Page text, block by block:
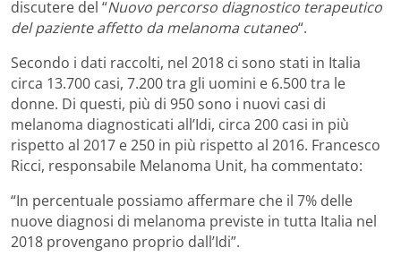
discutere del “Nuovo percorso diagnostico terapeutico
del paziente affetto da melanoma cutaneo“.
Secondo i dati raccolti, nel 2018 ci sono stati in Italia
circa 13.700 casi, 7.200 tra gli uomini e 6.500 tra le
donne. Di questi, più di 950 sono i nuovi casi di
melanoma diagnosticati all’Idi, circa 200 casi in più
rispetto al 2017 e 250 in più rispetto al 2016. Francesco
Ricci, responsabile Melanoma Unit, ha commentato:
“In percentuale possiamo affermare che il 7% delle
nuove diagnosi di melanoma previste in tutta Italia nel
2018 provengano proprio dall’Idi”.